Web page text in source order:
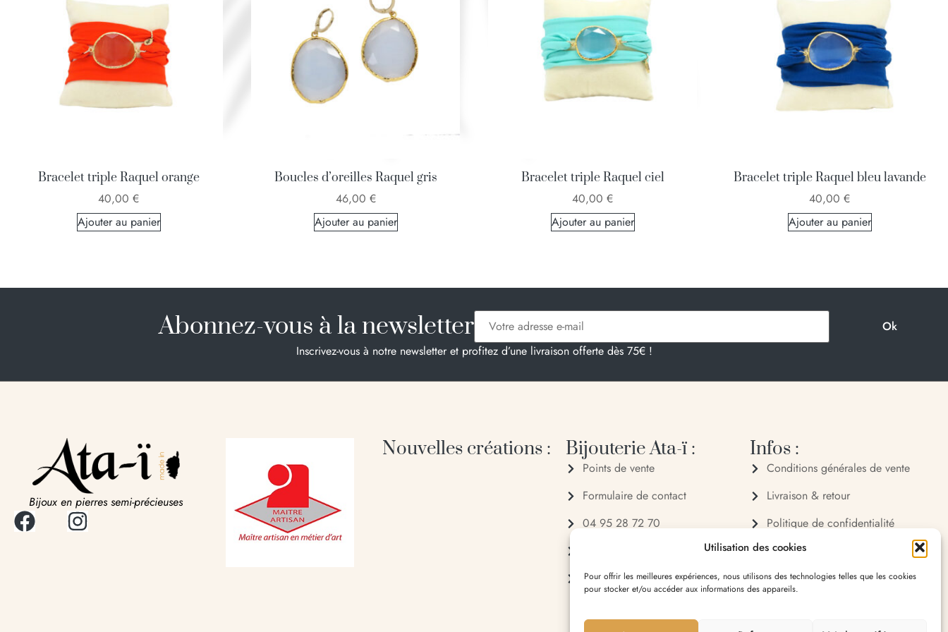
Utilisation des cookies
Pour offrir les meilleures expériences, nous utilisons des technologies telles que les cookies
pour stocker et/ou accéder aux informations des appareils.
Bracelet triple Raquel orange
40,00 €
Ajouter au panier
Boucles d’oreilles Raquel gris
46,00 €
Ajouter au panier
Bracelet triple Raquel ciel
40,00 €
Ajouter au panier
Bracelet triple Raquel bleu lavande
40,00 €
Ajouter au panier
Abonnez-vous à la newsletter
Inscrivez-vous à notre newsletter et profitez d’une livraison offerte dès 75€ !
Bijoux en pierres semi-précieuses
Nouvelles créations : Bijouterie Ata-ï :
Points de vente
Formulaire de contact
04 95 28 72 70
Entrée du village 20119 Bastelica
Infos :
Conditions générales de vente
Livraison & retour
Politique de confidentialité
Mentions légales